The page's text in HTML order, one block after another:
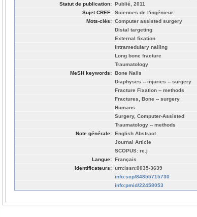
Statut de publication: Publié, 2011
Sujet CREF: Sciences de l'ingénieur
Mots-clés: Computer assisted surgery
Distal targeting
External fixation
Intramedulary nailing
Long bone fracture
Traumatology
MeSH keywords: Bone Nails
Diaphyses -- injuries -- surgery
Fracture Fixation -- methods
Fractures, Bone -- surgery
Humans
Surgery, Computer-Assisted
Traumatology -- methods
Note générale: English Abstract
Journal Article
SCOPUS: re.j
Langue: Français
Identificateurs: urn:issn:0035-3639
info:scp/84855715730
info:pmid/22458053